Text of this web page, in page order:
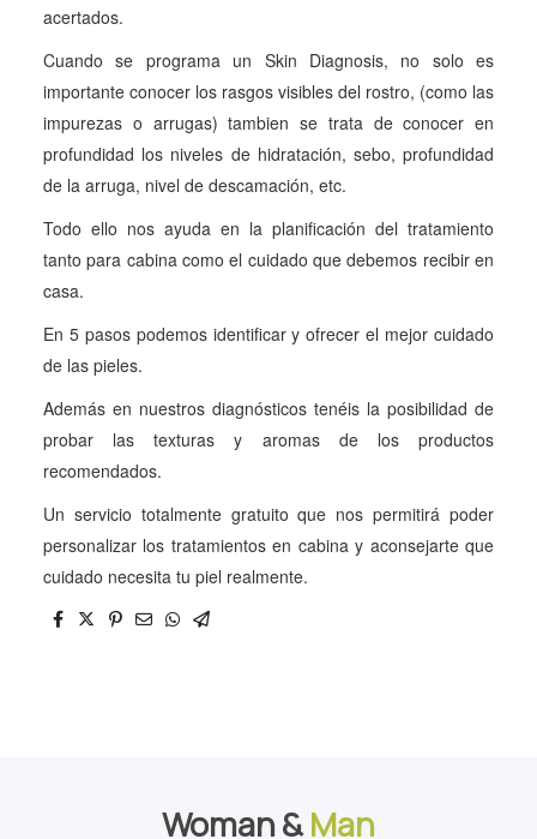
acertados.
Cuando se programa un Skin Diagnosis, no solo es
importante conocer los rasgos visibles del rostro, (como las
impurezas o arrugas) tambien se trata de conocer en
profundidad los niveles de hidratación, sebo, profundidad
de la arruga, nivel de descamación, etc.
Todo ello nos ayuda en la planificación del tratamiento
tanto para cabina como el cuidado que debemos recibir en
casa.
En 5 pasos podemos identificar y ofrecer el mejor cuidado
de las pieles.
Además en nuestros diagnósticos tenéis la posibilidad de
probar las texturas y aromas de los productos
recomendados.
Un servicio totalmente gratuito que nos permitirá poder
personalizar los tratamientos en cabina y aconsejarte que
cuidado necesita tu piel realmente.
Woman &Man